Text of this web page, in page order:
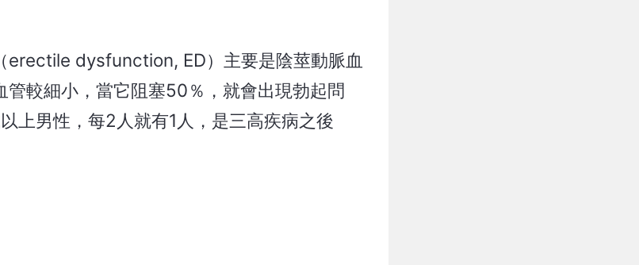
erectile dysfunction, ED）主要是陰莖動脈血
較細小，當它阻塞50％，就會出現勃起問
上男性，每2人就有1人，是三高疾病之後